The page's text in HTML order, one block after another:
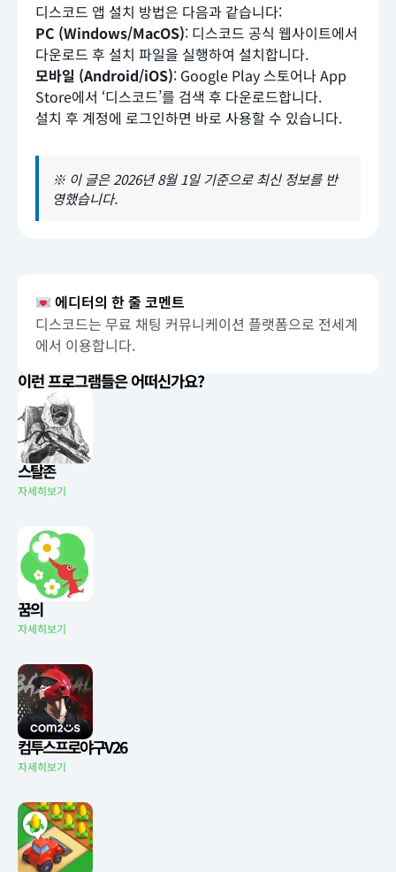
디스코드 앱 설치 방법은 다음과 같습니다:
PC (Windows/MacOS): 디스코드 공식 웹사이트에서
다운로드 후 설치 파일을 실행하여 설치합니다.
모바일 (Android/iOS): Google Play 스토어나 App
Store에서 ‘디스코드’를 검색 후 다운로드합니다.
설치 후 계정에 로그인하면 바로 사용할 수 있습니다.
※ 이 글은 2026년 8월 1일 기준으로 최신 정보를 반
영했습니다.
에디터의 한 줄 코멘트
디스코드는 무료 채팅 커뮤니케이션 플랫폼으로 전세계
에서 이용합니다.
이런 프로그램들은 어떠신가요?
스탈존
자세히보기
꿈의
자세히보기
컴투스프로야구V26
자세히보기